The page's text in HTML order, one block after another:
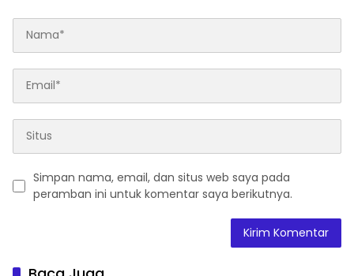
Simpan nama, email, dan situs web saya pada
peramban ini untuk komentar saya berikutnya.